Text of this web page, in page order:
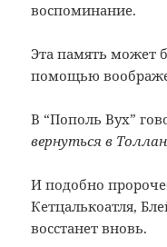
воспоминание.
Эта память может
помощью
В “Пополь Вух”
вернуться в
И подобно
Кетцалькоатля,
восстанет вновь.